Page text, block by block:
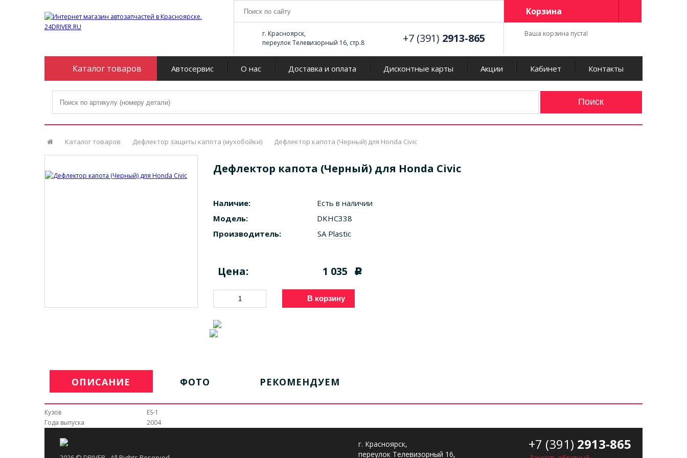
г. Красноярск,
переулок Телевизорный 16, стр.8
+7 (391) 2913-865
Корзина
Ваша корзина пуста!
Каталог товаров Автосервис О нас Доставка и оплата Дисконтные карты Акции Кабинет Контакты
Каталог товаров Дефлектор защиты капота (мухобойки) Дефлектор капота (Черный) для Honda Civic
Дефлектор капота (Черный) для Honda Civic
Наличие:
Есть в наличии
Модель:
DKHC338
Производитель:
SA Plastic
Цена: 1 035 c
В корзину
ОПИСАНИЕ ФОТО РЕКОМЕНДУЕМ
Кузов
ES-1
Года выпуска
2004
г. Красноярск,
переулок Телевизорный 16,
+7 (391) 2913-865